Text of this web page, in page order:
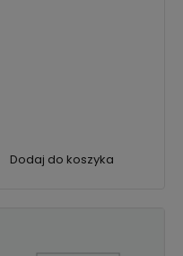
Dodaj do koszyka